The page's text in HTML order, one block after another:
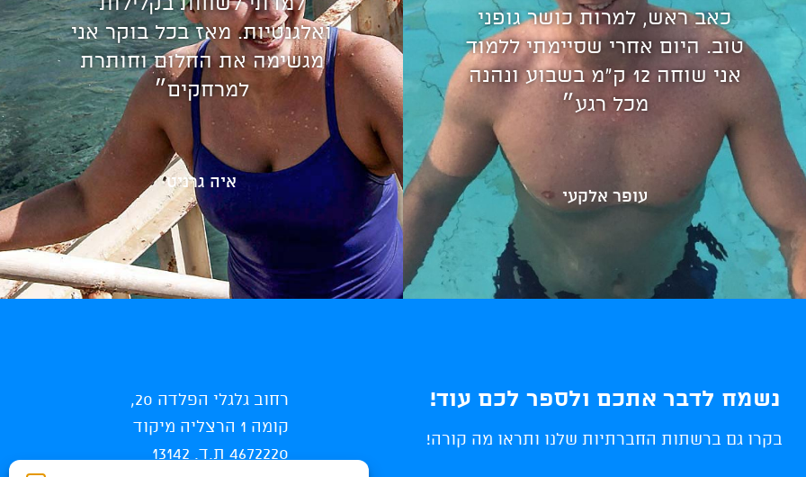
כאב ראש, למרות כושר גופני
טוב. היום אחרי שסיימתי ללמוד
אני שוחה 12 ק"מ בשבוע ונהנה
מכל רגע״
עופר אלקעי
ואלגנטיות. מאז בכל בוקר אני
מגשימה את החלום וחותרת
למרחקים״
איה גרניט
נשמח לדבר אתכם ולספר לכם עוד!
בקרו גם ברשתות החברתיות שלנו ותראו מה קורה!
רחוב גלגלי הפלדה 20,
קומה 1 הרצליה מיקוד
4672220 ת.ד. 13142